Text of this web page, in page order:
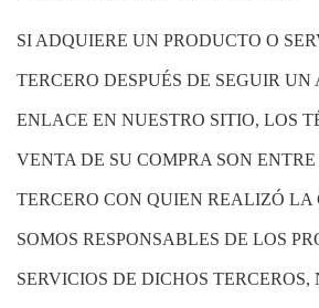
SI ADQUIERE UN PRODUCTO O
TERCERO DESPUÉS DE SEGUIR UN
ENLACE EN NUESTRO SITIO, LOS
VENTA DE SU COMPRA SON
TERCERO CON QUIEN REALIZÓ LA
SOMOS RESPONSABLES DE LOS
SERVICIOS DE DICHOS TERCEROS,